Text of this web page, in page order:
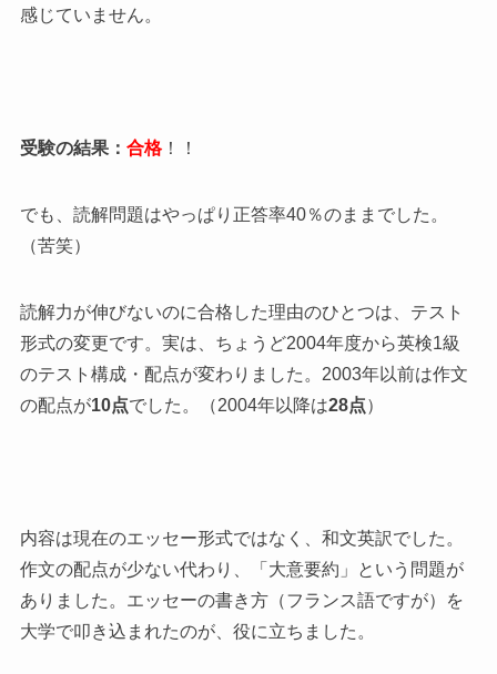
感じていません。
受験の結果： 合格！！
でも、読解問題はやっぱり正答率40％のままでした。
（苦笑）
読解力が伸びないのに合格した理由のひとつは、テスト
形式の変更です。実は、ちょうど2004年度から英検1級
のテスト構成・配点が変わりました。2003年以前は作文
の配点が10点でした。（2004年以降は28点）
内容は現在のエッセー形式ではなく、和文英訳でした。
作文の配点が少ない代わり、「大意要約」という問題が
ありました。エッセーの書き方（フランス語ですが）を
大学で叩き込まれたのが、役に立ちました。